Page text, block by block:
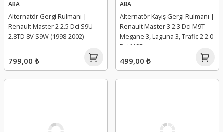
ABA
Alternatör Gergi Rulmanı |
Renault Master 2 2.5 Dci S9U -
2.8TD 8V S9W (1998-2002)
799,00 ₺
ABA
Alternatör Kayış Gergi Rulmanı |
Renault Master 3 2.3 Dci M9T -
Megane 3, Laguna 3, Trafic 2 2.0
Dci M9R
499,00 ₺